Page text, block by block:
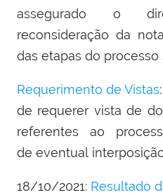
assegurado o
reconsideração da
das etapas do processo
Requerimento de Vistas
de requerer vista de
referentes ao
de eventual
18/10/2021: Resultado